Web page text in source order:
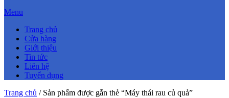
Menu
Trang chủ
Cửa hàng
Giới thiệu
Tin tức
Liên hệ
Tuyển dụng
Trang chủ / Sản phẩm được gắn thẻ “Máy thái rau củ quả”